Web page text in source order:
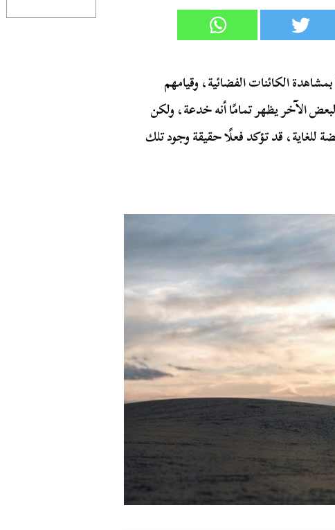
الكائنات الفضائية، وقيامهم
الآخر يظهر تمامًا أنه خدعة، ولكن
للغاية، قد تؤكد فعلًا حقيقة وجود تلك